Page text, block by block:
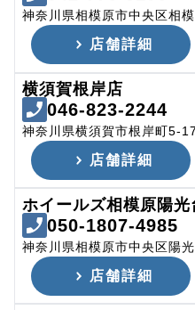
神奈川県相模原市中央区相
店舗詳細
横須賀根岸店
046-823-2244
神奈川県横須賀市根岸町5-
店舗詳細
ホイールズ相模原陽光
050-1807-4985
神奈川県相模原市中央区陽
店舗詳細